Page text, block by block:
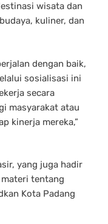
wisata dan
kuliner, dan
dengan baik,
sosialisasi ini
secara
masyarakat atau
kinerja mereka,”
yang juga hadir
tentang
Kota Padang